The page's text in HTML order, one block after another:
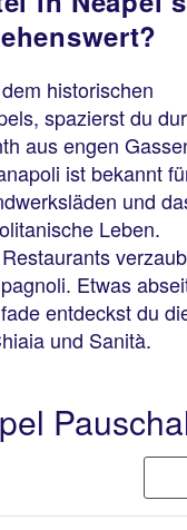
historischen
spazierst du
aus engen
ist bekannt
und
Leben.
Etwas
entdeckst du
und Sanità.